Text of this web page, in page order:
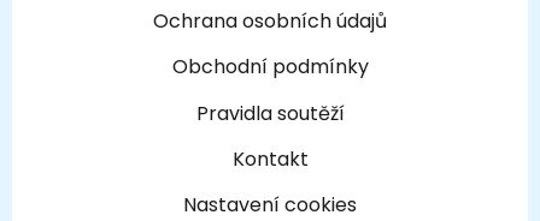
Ochrana osobních údajů
Obchodní podmínky
Pravidla soutěží
Kontakt
Nastavení cookies